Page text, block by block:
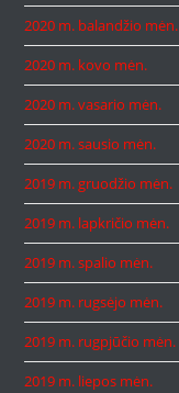
2020 m. balandžio mėn.
2020 m. kovo mėn.
2020 m. vasario mėn.
2020 m. sausio mėn.
2019 m. gruodžio mėn.
2019 m. lapkričio mėn.
2019 m. spalio mėn.
2019 m. rugsėjo mėn.
2019 m. rugpjūčio mėn.
2019 m. liepos mėn.